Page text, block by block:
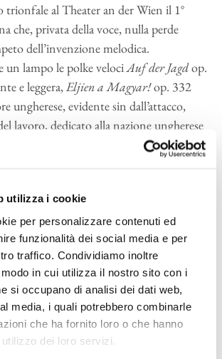
utilizza i cookie
per personalizzare contenuti ed
funzionalità dei social media e per
traffico. Condividiamo inoltre
in cui utilizza il nostro sito con i
si occupano di analisi dei dati web,
media, i quali potrebbero combinarle
che ha fornito loro o che hanno
dei loro servizi.
trionfale al Theater an der Wien il 1°
che, privata della voce, nulla perde
dell’invenzione melodica.
un lampo le polke velociAuf der Jagdop.
e leggera,Eljien a Magyar!op. 332
ungherese, evidente sin dall’attacco,
lavoro, dedicato alla nazione ungherese
organizzati in una nuova grande sala di
op. 324 (1868), dal
op. 336 (1869), caratterizzata dal
cucù e da altri richiami ornitologici,
op. 214 (1858), dal passo spedito e
Polka op. 234 (1870),
e spiritosa, eAnnen Polka op.
antica in programma (1852), miracolo
Arricchisce il concerto – in cui non
un titolo, lapolka française